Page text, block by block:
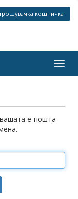
кошничка
вашата е-пошта